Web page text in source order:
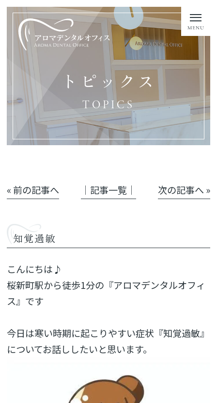
トピックス
TOPICS
« 前の記事へ │記事一覧│ 次の記事へ »
知覚過敏
こんにちは♪
桜新町駅から徒歩1分の『アロマデンタルオフィ
ス』です
今日は寒い時期に起こりやすい症状『知覚過敏』
についてお話ししたいと思います。